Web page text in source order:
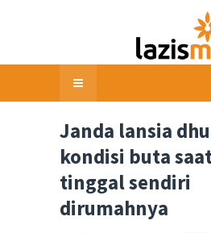
Janda lansia
kondisi buta
tinggal sendiri
dirumahnya